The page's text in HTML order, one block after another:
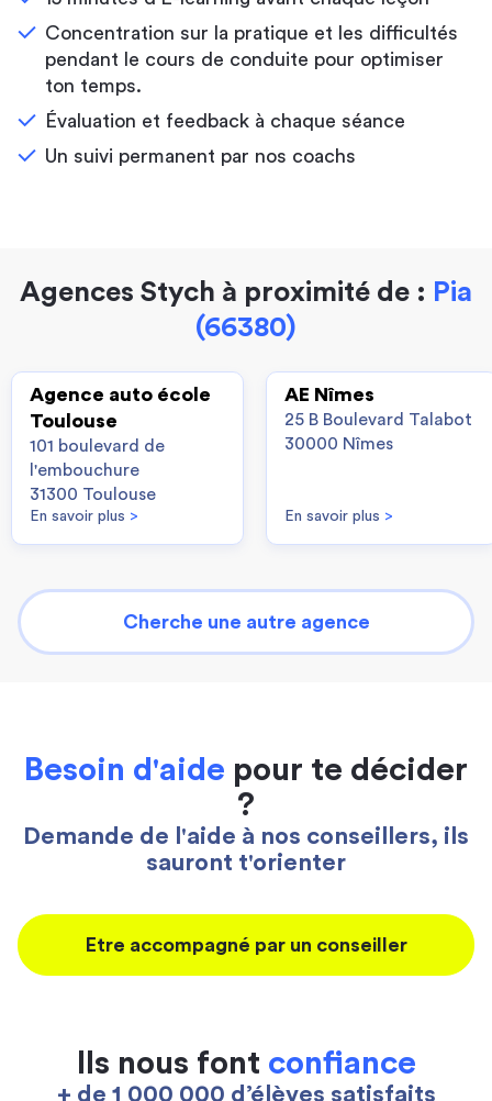
Concentration sur la pratique et les difficultés
pendant le cours de conduite pour optimiser
ton temps.
Évaluation et feedback à chaque séance
Un suivi permanent par nos coachs
Agences Stych à proximité de : Pia
(66380)
Agence auto école
Toulouse
101 boulevard de
l'embouchure
31300 Toulouse
En savoir plus >
AE Nîmes
25 B Boulevard Talabot
30000 Nîmes
En savoir plus >
Cherche une autre agence
Besoin d'aide pour te décider
?
Demande de l'aide à nos conseillers, ils
sauront t'orienter
Etre accompagné par un conseiller
Ils nous font confiance
+ de 1 000 000 d’élèves satisfaits